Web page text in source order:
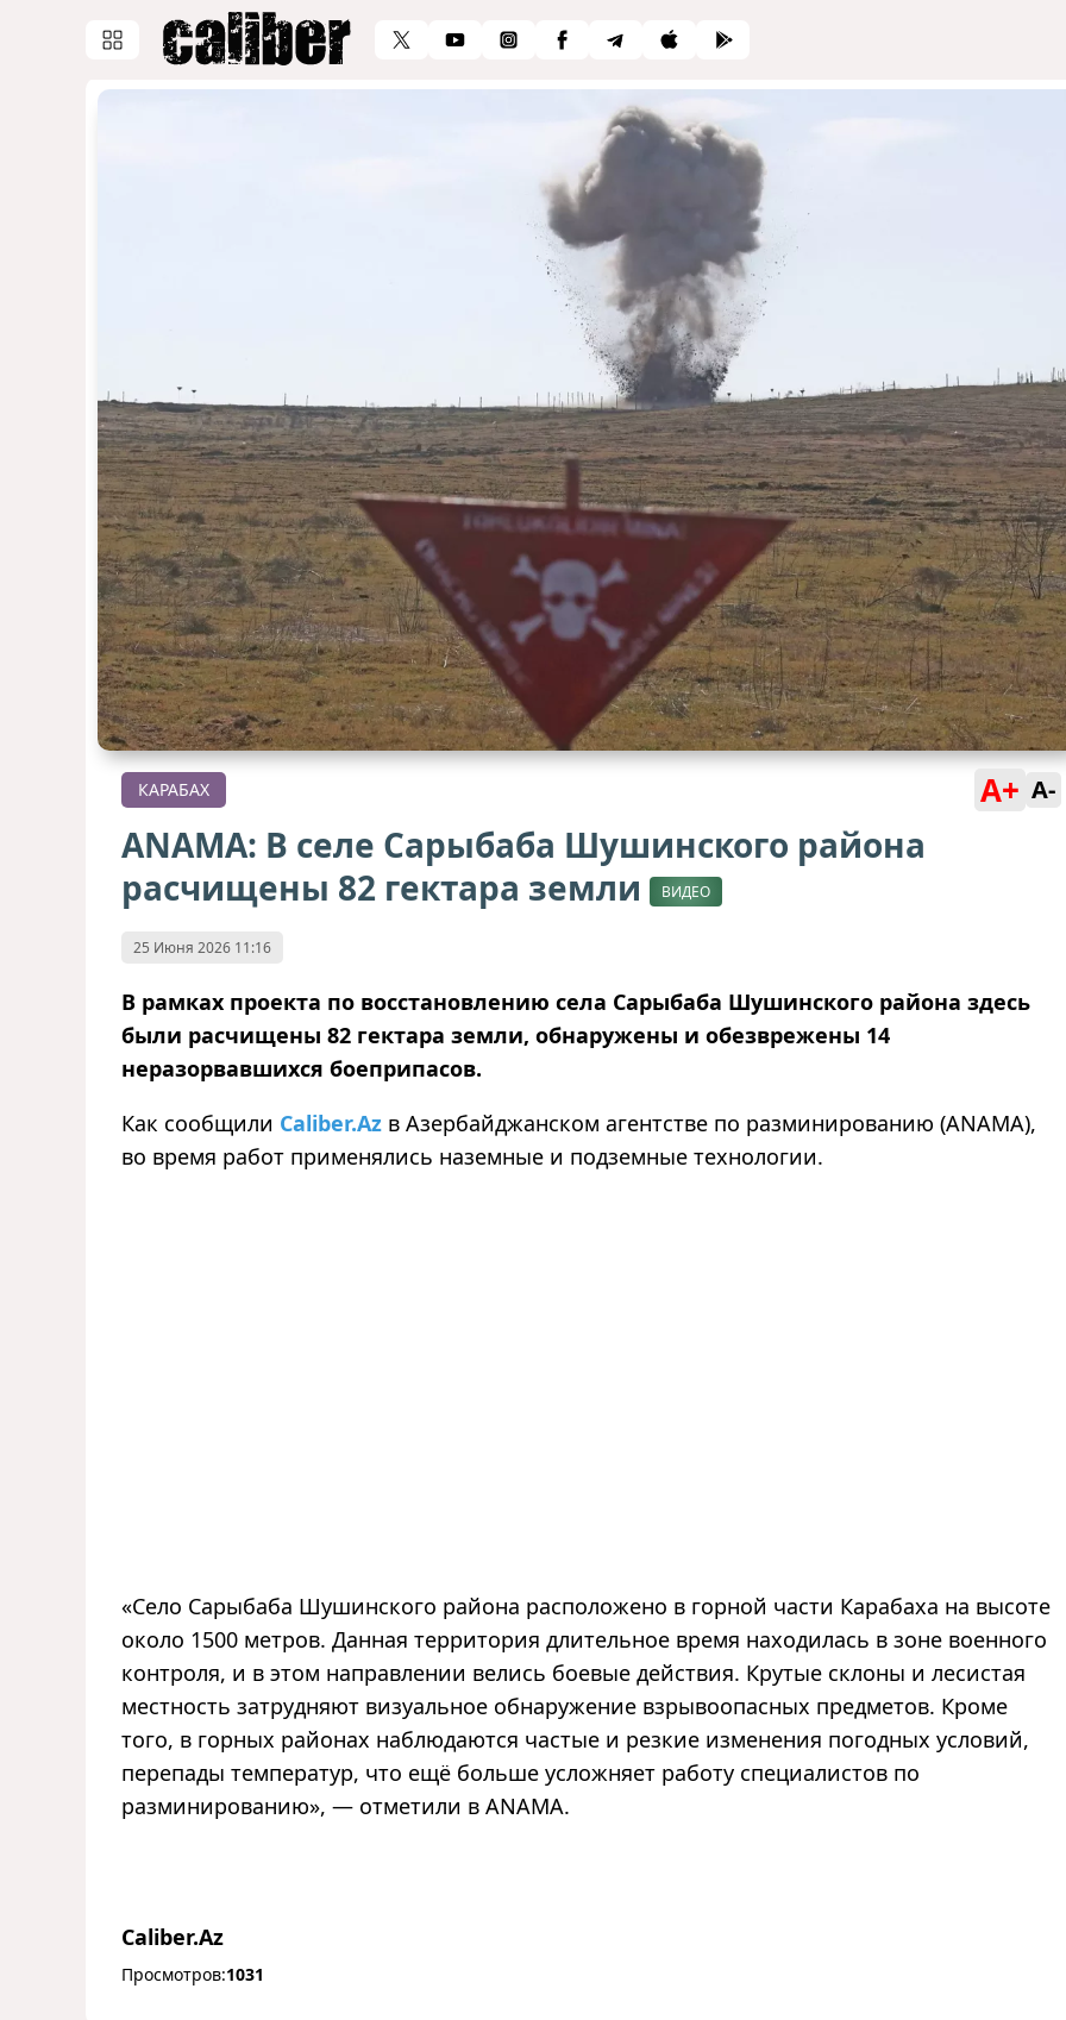
КАРАБАХ A+ A-
ANAMA: В селе Сарыбаба Шушинского района
расчищены 82 гектара земли
ВИДЕО
25 Июня 2026 11:16
В рамках проекта по восстановлению села Сарыбаба Шушинского района здесь
были расчищены 82 гектара земли, обнаружены и обезврежены 14
неразорвавшихся боеприпасов.
Как сообщили Caliber.Az в Азербайджанском агентстве по разминированию (ANAMA),
во время работ применялись наземные и подземные технологии.
«Село Сарыбаба Шушинского района расположено в горной части Карабаха на высоте
около 1500 метров. Данная территория длительное время находилась в зоне военного
контроля, и в этом направлении велись боевые действия. Крутые склоны и лесистая
местность затрудняют визуальное обнаружение взрывоопасных предметов. Кроме
того, в горных районах наблюдаются частые и резкие изменения погодных условий,
перепады температур, что ещё больше усложняет работу специалистов по
разминированию», — отметили в ANAMA.
Caliber.Az
Просмотров:1031